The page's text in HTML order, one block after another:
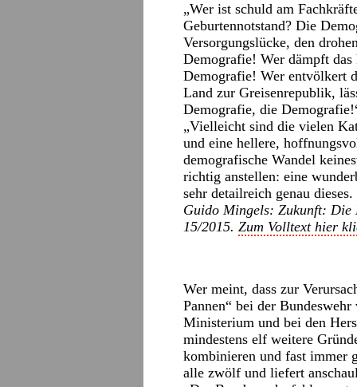
„Wer ist schuld am
Geburtennotstand? Die
Versorgungslücke, den
Demografie! Wer dämpft
Demografie! Wer entvölkert
Land zur Greisenrepublik,
Demografie, die
„Vielleicht sind die vielen
und eine hellere,
demografische Wandel
richtig anstellen: eine
sehr detailreich genau dieses.
Guido Mingels: Zukunft: Die
15/2015. Zum Volltext hier
Wer meint, dass zur
Pannen“ bei der
Ministerium und bei den
mindestens elf weitere
kombinieren und fast immer
alle zwölf und liefert